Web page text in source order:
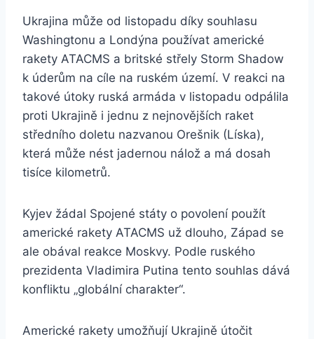
Ukrajina může od listopadu díky souhlasu
Washingtonu a Londýna používat americké
rakety ATACMS a britské střely Storm Shadow
k úderům na cíle na ruském území. V reakci na
takové útoky ruská armáda v listopadu odpálila
proti Ukrajině i jednu z nejnovějších raket
středního doletu nazvanou Orešnik (Líska),
která může nést jadernou nálož a má dosah
tisíce kilometrů.
Kyjev žádal Spojené státy o povolení použít
americké rakety ATACMS už dlouho, Západ se
ale obával reakce Moskvy. Podle ruského
prezidenta Vladimira Putina tento souhlas dává
konfliktu „globální charakter“.
Americké rakety umožňují Ukrajině útočit